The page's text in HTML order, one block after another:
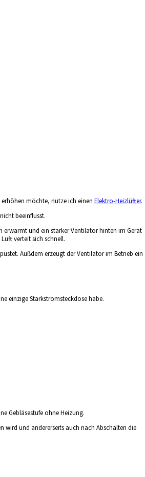
möchte, nutze ich einen Elektro-Heizlüfter.
beeinflusst.
erwärmt und ein starker Ventilator hinten im Gerät
verteit sich schnell.
Außdem erzeugt der Ventilator im Betrieb ein
einzige Starkstromsteckdose habe.
Gebläsestufe ohne Heizung.
wird und andererseits auch nach Abschalten die